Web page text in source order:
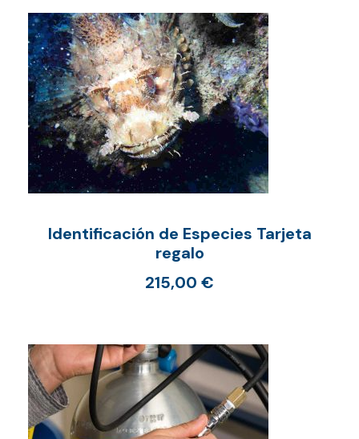
Identificación de Especies Tarjeta
regalo
215,00 €